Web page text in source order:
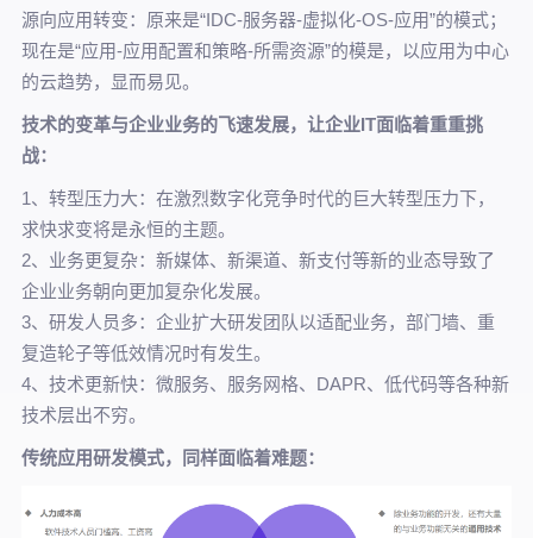
源向应用转变：原来是“IDC-服务器-虚拟化-OS-应用”的模式；
现在是“应用-应用配置和策略-所需资源”的模是，以应用为中心
的云趋势，显而易见。
技术的变革与企业业务的飞速发展，让企业IT面临着重重挑
战：
1、转型压力大：在激烈数字化竞争时代的巨大转型压力下，
求快求变将是永恒的主题。
2、业务更复杂：新媒体、新渠道、新支付等新的业态导致了
企业业务朝向更加复杂化发展。
3、研发人员多：企业扩大研发团队以适配业务，部门墙、重
复造轮子等低效情况时有发生。
4、技术更新快：微服务、服务网格、DAPR、低代码等各种新
技术层出不穷。
传统应用研发模式，同样面临着难题：